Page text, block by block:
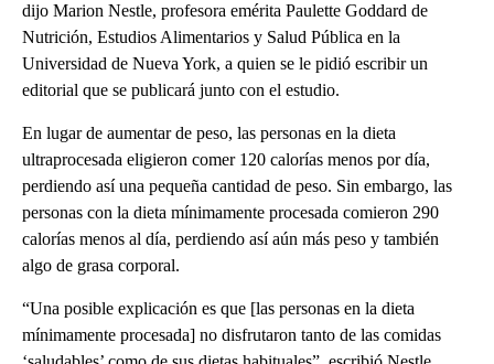
dijo Marion Nestle, profesora emérita Paulette Goddard de
Nutrición, Estudios Alimentarios y Salud Pública en la
Universidad de Nueva York, a quien se le pidió escribir un
editorial que se publicará junto con el estudio.
En lugar de aumentar de peso, las personas en la dieta
ultraprocesada eligieron comer 120 calorías menos por día,
perdiendo así una pequeña cantidad de peso. Sin embargo, las
personas con la dieta mínimamente procesada comieron 290
calorías menos al día, perdiendo así aún más peso y también
algo de grasa corporal.
“Una posible explicación es que [las personas en la dieta
mínimamente procesada] no disfrutaron tanto de las comidas